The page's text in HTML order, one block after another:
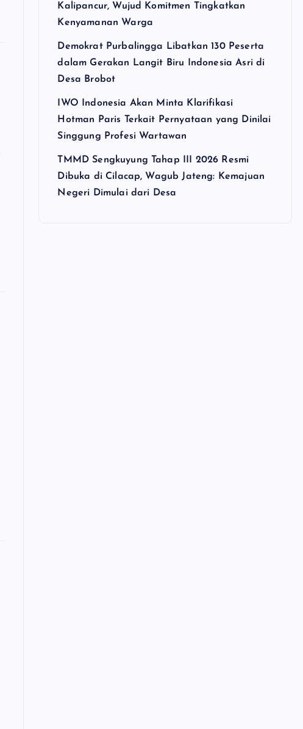
Kalipancur, Wujud Komitmen Tingkatkan
Kenyamanan Warga
Demokrat Purbalingga Libatkan 130 Peserta
dalam Gerakan Langit Biru Indonesia Asri di
Desa Brobot
IWO Indonesia Akan Minta Klarifikasi
Hotman Paris Terkait Pernyataan yang Dinilai
Singgung Profesi Wartawan
TMMD Sengkuyung Tahap III 2026 Resmi
Dibuka di Cilacap, Wagub Jateng: Kemajuan
Negeri Dimulai dari Desa